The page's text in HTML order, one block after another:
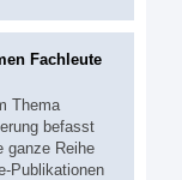
Fachleute
Thema
befasst
ganze Reihe
Publikationen